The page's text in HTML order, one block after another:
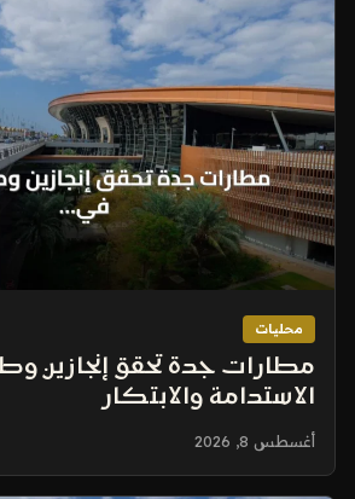
محليات
مطارات جدة تحقق إنجازين
الاستدامة والابتكار
أغسطس 8, 2026